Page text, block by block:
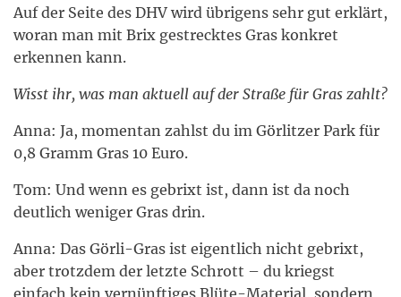
Auf der Seite des DHV wird übrigens sehr gut erklärt,
woran man mit Brix gestrecktes Gras konkret
erkennen kann.
Wisst ihr, was man aktuell auf der Straße für Gras zahlt?
Anna: Ja, momentan zahlst du im Görlitzer Park für
0,8 Gramm Gras 10 Euro.
Tom: Und wenn es gebrixt ist, dann ist da noch
deutlich weniger Gras drin.
Anna: Das Görli-Gras ist eigentlich nicht gebrixt,
aber trotzdem der letzte Schrott – du kriegst
einfach kein vernünftiges Blüte-Material, sondern